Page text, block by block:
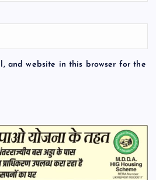
and website in this browser for the